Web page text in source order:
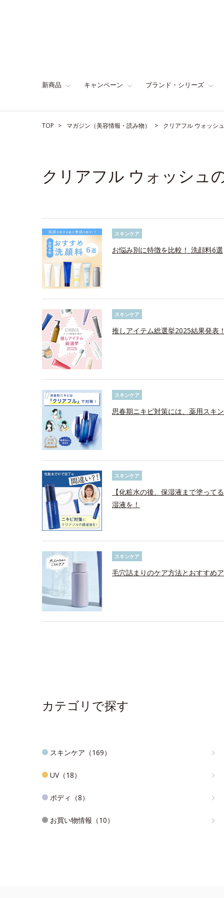
新商品 キャンペーン ブランド・シリーズ
TOP マガジン（美容情報・読み物） クリアフル ウォッシ
クリアフル ウォッシュ
スキンケア
お悩み別に特徴を比較！ 洗顔料6選
スキンケア
推しアイテム総選挙2025結果発表
スキンケア
思春期ニキビ対策には、薬用スキ
スキンケア
【化粧水の後、保湿液まで塗って
湿液を！
スキンケア
毛穴詰まりのケア方法とおすすめ
カテゴリで探す
スキンケア（169）
UV（18）
ボディ（8）
お買い物情報（10）